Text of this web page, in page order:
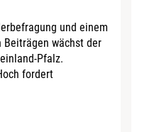
und einem
wächst der
Pfalz.
fordert